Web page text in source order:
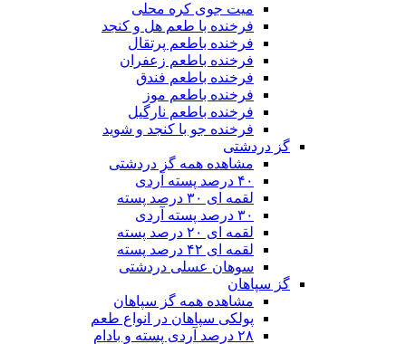
میت جوی کره محلی
فرخنده با طعم هل و کنجد
فرخنده باطعم پرتقال
فرخنده باطعم زعفران
فرخنده باطعم فندق
فرخنده باطعم موز
فرخنده باطعم نارگیل
فرخنده جو با کنجد و شوید
گز دردشتی
مشاهده همه گز دردشتی
۴۰ درصد پسته آردی
لقمه ای ۳۰ درصد پسته
۳۰ درصد پسته آردی
لقمه ای ۲۰ درصد پسته
لقمه ای ۴۲ درصد پسته
سوهان عسلی دردشتی
گز سپاهان
مشاهده همه گز سپاهان
پولکی سپاهان در انواع طعم
۲۸ درصد آردی پسته و بادام